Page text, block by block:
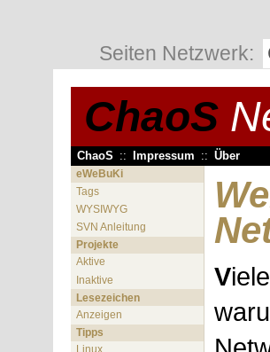
Seiten Netzwerk:
ChaoS
ChaoS :: Impressum :: Über
eWeBuKi
Tags
WYSIWYG
SVN Anleitung
Projekte
Aktive
Inaktive
Lesezeichen
Anzeigen
Tipps
Linux
V